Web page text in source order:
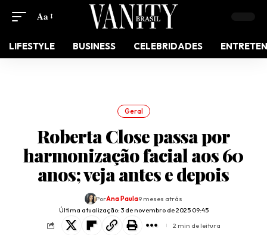
Aa
LIFESTYLE BUSINESS CELEBRIDADES
Geral
Roberta Close passa por
harmonização facial aos 60
anos; veja antes e depois
Última atualização: 3 de novembro de 2025 09:45
PorAna Paula9 meses atrás
2 min de leitura